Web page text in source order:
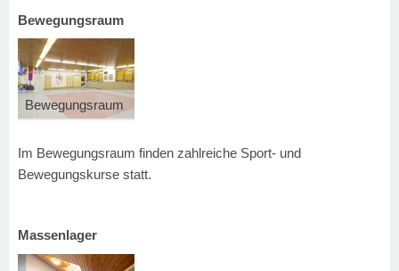
Bewegungsraum
Bewegungsraum
Im Bewegungsraum finden zahlreiche Sport- und
Bewegungskurse statt.
Massenlager